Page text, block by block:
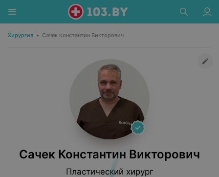
Хирургия • Сачек Константин Викторович
Сачек Константин Викторович
Пластический хирург